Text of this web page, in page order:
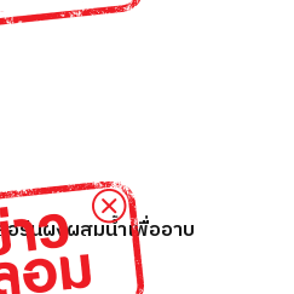
อรีนผงผสมน้ำเพื่ออาบ